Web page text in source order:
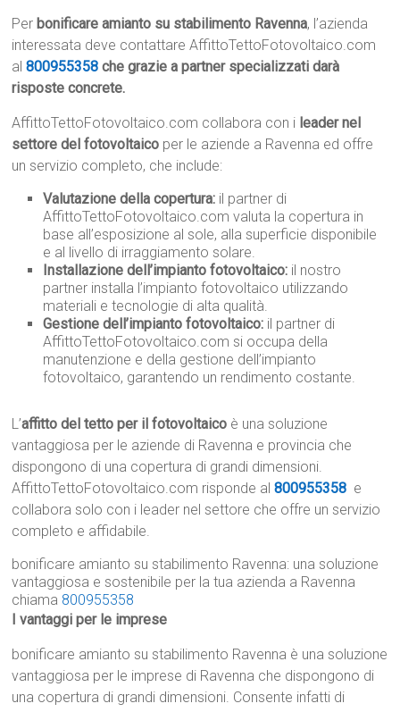
Per bonificare amianto su stabilimento Ravenna, l’azienda
interessata deve contattare AffittoTettoFotovoltaico.com
al800955358 che grazie a partner specializzati darà
risposte concrete.
AffittoTettoFotovoltaico.com collabora con i leader nel
settore del fotovoltaico per le aziende a Ravenna ed offre
un servizio completo, che include:
Valutazione della copertura: il partner di
AffittoTettoFotovoltaico.com valuta la copertura in
base all’esposizione al sole, alla superficie disponibile
e al livello di irraggiamento solare.
Installazione dell’impianto fotovoltaico: il nostro
partner installa l’impianto fotovoltaico utilizzando
materiali e tecnologie di alta qualità.
Gestione dell’impianto fotovoltaico: il partner di
AffittoTettoFotovoltaico.com si occupa della
manutenzione e della gestione dell’impianto
fotovoltaico, garantendo un rendimento costante.
L’affitto del tetto per il fotovoltaico è una soluzione
vantaggiosa per le aziende di Ravenna e provincia che
dispongono di una copertura di grandi dimensioni.
AffittoTettoFotovoltaico.com risponde al800955358 e
collabora solo con i leader nel settore che offre un servizio
completo e affidabile.
bonificare amianto su stabilimento Ravenna: una soluzione
vantaggiosa e sostenibile per la tua azienda a Ravenna
chiama 800955358
I vantaggi per le imprese
bonificare amianto su stabilimento Ravenna è una soluzione
vantaggiosa per le imprese di Ravenna che dispongono di
una copertura di grandi dimensioni. Consente infatti di